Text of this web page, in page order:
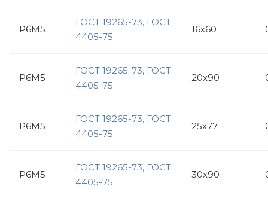
Р6М5
ГОСТ 19265-73, ГОСТ
4405-75
16х60
Р6М5
ГОСТ 19265-73, ГОСТ
4405-75
20х90
Р6М5
ГОСТ 19265-73, ГОСТ
4405-75
25х77
Р6М5
ГОСТ 19265-73, ГОСТ
4405-75
30х90